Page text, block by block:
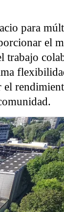
para
el
trabajo
el